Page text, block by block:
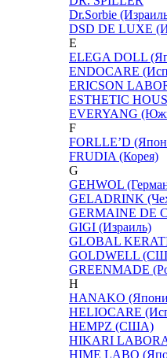
Dr.Sorbie
DSD DE LUXE
E
ELEGA DOLL
ENDOCARE
ERICSON
ESTHETIC
EVERYANG
F
FORLLE’D
FRUDIA (Корея)
G
GEHWOL
GELADRINK
GERMAINE DE
GIGI (Израиль)
GLOBAL
GOLDWELL
GREENMADE
H
HANAKO
HELIOCARE
HEMPZ (США)
HIKARI
HIME LABO